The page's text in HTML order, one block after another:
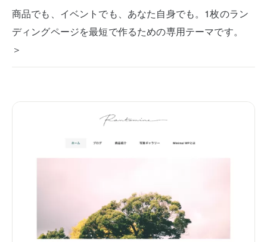
商品でも、イベントでも、あなた自身でも。1枚のラン
ディングページを最短で作るための専用テーマです。
＞